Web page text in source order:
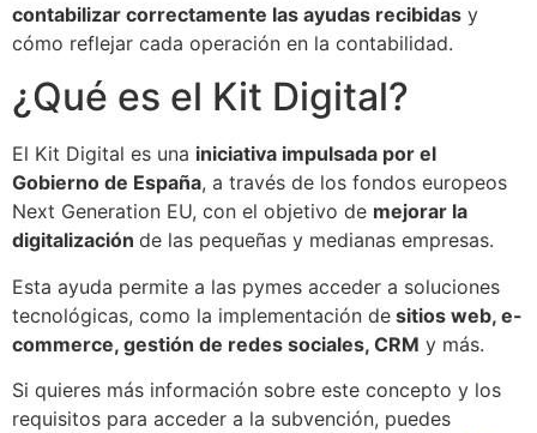
contabilizar correctamente las ayudas recibidas y
cómo reflejar cada operación en la contabilidad.
¿Qué es el Kit Digital?
El Kit Digital es una iniciativa impulsada por el
Gobierno de España, a través de los fondos europeos
Next Generation EU, con el objetivo de mejorar la
digitalización de las pequeñas y medianas empresas.
Esta ayuda permite a las pymes acceder a soluciones
tecnológicas, como la implementación de sitios web, e-
commerce, gestión de redes sociales, CRM y más.
Si quieres más información sobre este concepto y los
requisitos para acceder a la subvención, puedes